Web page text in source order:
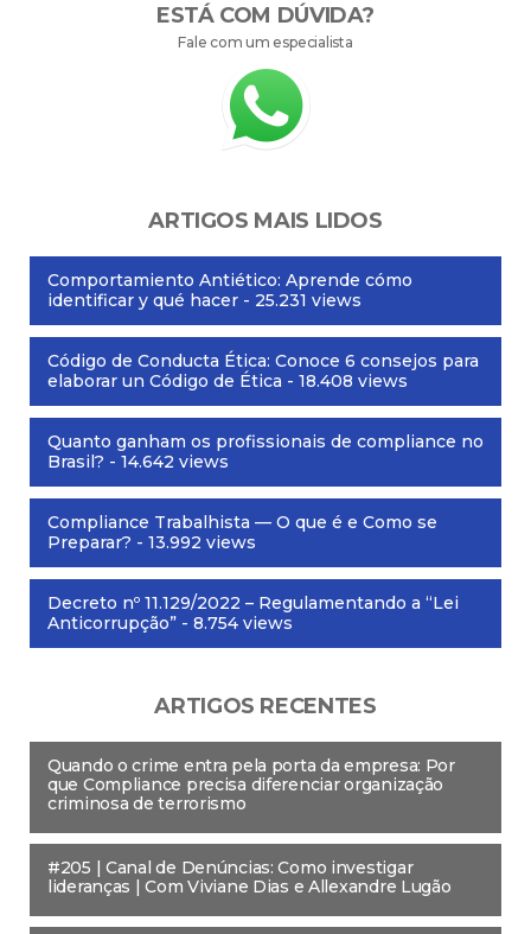
ESTÁ COM DÚVIDA?
Fale com um especialista
ARTIGOS MAIS LIDOS
Comportamiento Antiético: Aprende cómo
identificar y qué hacer - 25.231 views
Código de Conducta Ética: Conoce 6 consejos para
elaborar un Código de Ética - 18.408 views
Quanto ganham os profissionais de compliance no
Brasil? - 14.642 views
Compliance Trabalhista — O que é e Como se
Preparar? - 13.992 views
Decreto nº 11.129/2022 – Regulamentando a “Lei
Anticorrupção” - 8.754 views
ARTIGOS RECENTES
Quando o crime entra pela porta da empresa: Por
que Compliance precisa diferenciar organização
criminosa de terrorismo
#205 | Canal de Denúncias: Como investigar
lideranças | Com Viviane Dias e Allexandre Lugão